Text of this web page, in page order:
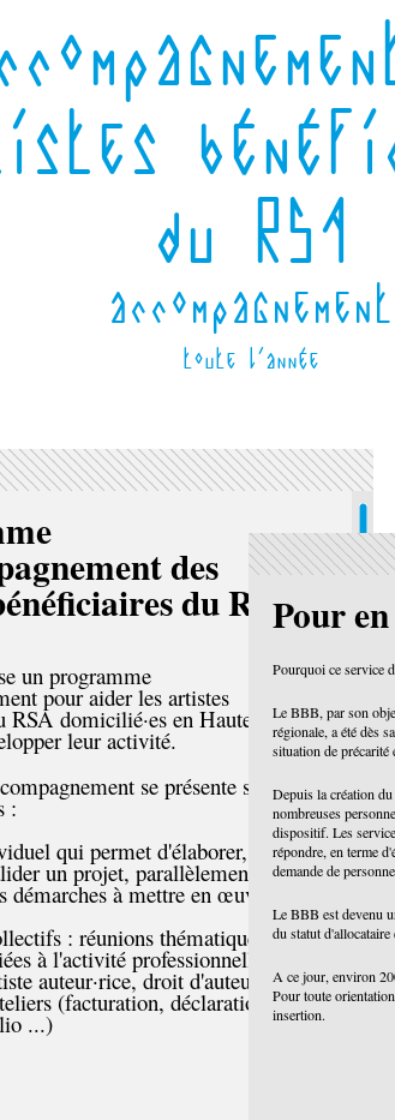
du RSA
accompagnement
toute l'année
des
du RSA
un programme
pour aider les artistes
RSA domicilié·es en Haute-
leur activité.
se présente sous
:
qui permet d'élaborer, de
un projet, parallèlement au
démarches à mettre en œuvre.
: réunions thématiques
à l'activité professionnelle
auteur·rice, droit d'auteur·rice,
(facturation, déclarations de
...)
Pour
Pourquoi ce service
Le BBB, par son
régionale, a été dès
situation de précarité
Depuis la création
nombreuses
dispositif. Les
répondre, en terme
demande de
Le BBB est devenu
du statut
A ce jour, environ
Pour toute
insertion.